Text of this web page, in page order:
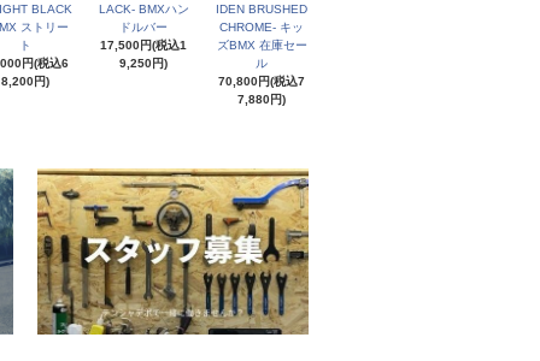
BLACK
ストリー
ト
円(税込6
8,200円)
LACK- BMXハン
ドルバー
17,500円(税込1
9,250円)
IDEN BRUSHED
CHROME- キッ
ズBMX 在庫セー
ル
70,800円(税込7
7,880円)